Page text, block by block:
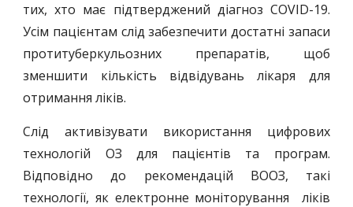
тих, хто має підтверджений діагноз COVID-19.
Усім пацієнтам слід забезпечити достатні запаси
протитуберкульозних препаратів, щоб
зменшити кількість відвідувань лікаря для
отримання ліків.
Слід активізувати використання цифрових
технологій ОЗ для пацієнтів та програм.
Відповідно до рекомендацій ВООЗ, такі
технології, як електронне моніторування ліків